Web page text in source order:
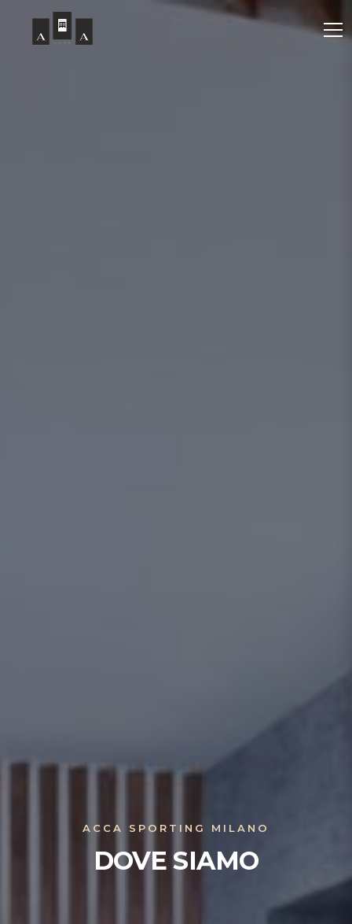
ACCA SPORTING MILANO
DOVE SIAMO